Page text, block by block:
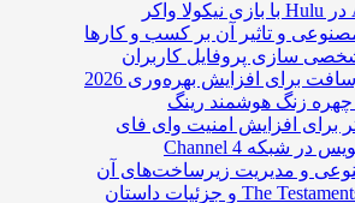
و تاثیر آن بر کسب و کارها
شخصی سازی پروفایل کاربران
برای افزایش بهره‌وری 2026
زنگ هوشمند رینگ
برای افزایش امنیت وای فای
و مدیریت زیرساخت‌های آن